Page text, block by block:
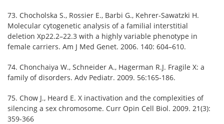
73. Chocholska S., Rossier E., Barbi G., Kehrer-Sawatzki H.
Molecular cytogenetic analysis of a familial interstitial
deletion Xp22.2–22.3 with a highly variable phenotype in
female carriers. Am J Med Genet. 2006. 140: 604–610.
74. Chonchaiya W., Schneider A., Hagerman R.J. Fragile X: a
family of disorders. Adv Pediatr. 2009. 56:165-186.
75. Chow J., Heard E. X inactivation and the complexities of
silencing a sex chromosome. Curr Opin Cell Biol. 2009. 21(3):
359-366